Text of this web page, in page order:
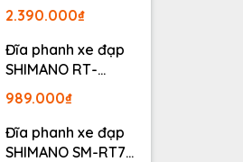
BLACKOUT
2.390.000₫
Đĩa phanh xe đạp
SHIMANO RT-
MT800 Center lock
Fullbox
989.000₫
Đĩa phanh xe đạp
SHIMANO SM-RT70